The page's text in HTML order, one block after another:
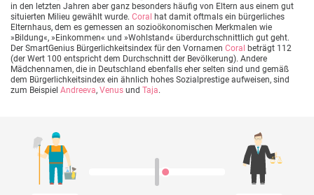
in den letzten Jahren aber ganz besonders häufig von Eltern aus einem gut
situierten Milieu gewählt wurde. Coral hat damit oftmals ein bürgerliches
Elternhaus, dem es gemessen an sozioökonomischen Merkmalen wie
»Bildung«, »Einkommen« und »Wohlstand« überdurchschnittlich gut geht.
Der SmartGenius Bürgerlichkeitsindex für den Vornamen Coral beträgt 112
(der Wert 100 entspricht dem Durchschnitt der Bevölkerung). Andere
Mädchennamen, die in Deutschland ebenfalls eher selten sind und gemäß
dem Bürgerlichkeitsindex ein ähnlich hohes Sozialprestige aufweisen, sind
zum Beispiel Andreeva, Venus und Taja.